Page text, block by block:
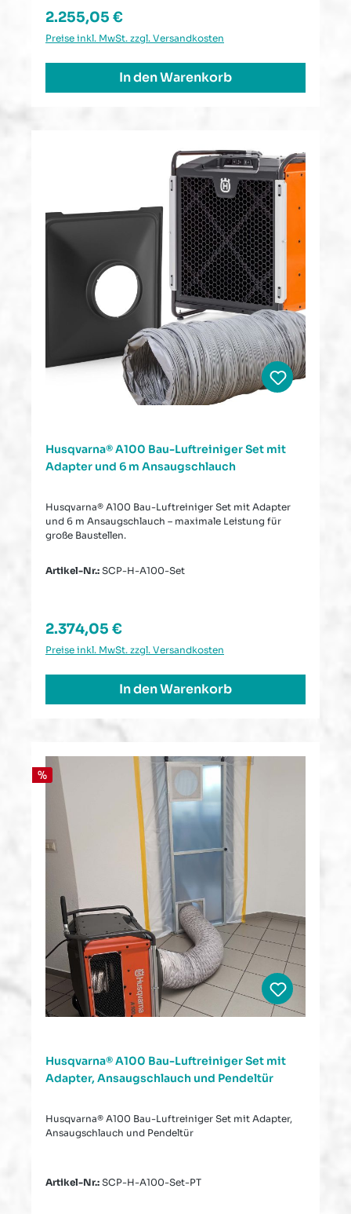
Regulärer Preis:
2.255,05 €
Preise inkl. MwSt. zzgl. Versandkosten
In den Warenkorb
Husqvarna® A100 Bau-Luftreiniger Set mit
Adapter und 6 m Ansaugschlauch
Husqvarna® A100 Bau-Luftreiniger Set mit Adapter
und 6 m Ansaugschlauch – maximale Leistung für
große Baustellen.
Artikel-Nr.: SCP-H-A100-Set
Regulärer Preis:
2.374,05 €
Preise inkl. MwSt. zzgl. Versandkosten
In den Warenkorb
Rabatt
%
Husqvarna® A100 Bau-Luftreiniger Set mit
Adapter, Ansaugschlauch und Pendeltür
Husqvarna® A100 Bau-Luftreiniger Set mit Adapter,
Ansaugschlauch und Pendeltür
Artikel-Nr.: SCP-H-A100-Set-PT